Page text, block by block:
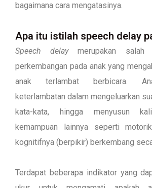
bagaimana cara mengatasinya.
Apa itu istilah speech delay
Speech delaymerupakan salah
perkembangan pada anak yang
anak terlambat berbicara.
keterlambatan dalam mengeluarkan
kata-kata, hingga menyusun
kemampuan lainnya seperti
kognitifnya (berpikir) berkembang
Terdapat beberapa indikator yang